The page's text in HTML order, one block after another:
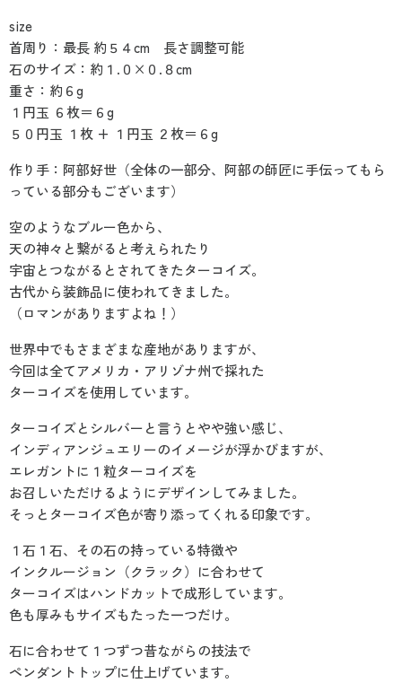
size
首周り：最長 約５４cm 長さ調整可能
石のサイズ：約１.０×０.８cm
重さ：約６g
１円玉 ６枚＝６g
５０円玉 １枚 + １円玉 ２枚＝６g
作り手：阿部好世（全体の一部分、阿部の師匠に手伝ってもら
っている部分もございます）
空のようなブルー色から、
天の神々と繋がると考えられたり
宇宙とつながるとされてきたターコイズ。
古代から装飾品に使われてきました。
（ロマンがありますよね！）
世界中でもさまざまな産地がありますが、
今回は全てアメリカ・アリゾナ州で採れた
ターコイズを使用しています。
ターコイズとシルバーと言うとやや強い感じ、
インディアンジュエリーのイメージが浮かびますが、
エレガントに１粒ターコイズを
お召しいただけるようにデザインしてみました。
そっとターコイズ色が寄り添ってくれる印象です。
１石１石、その石の持っている特徴や
インクルージョン（クラック）に合わせて
ターコイズはハンドカットで成形しています。
色も厚みもサイズもたった一つだけ。
石に合わせて１つずつ昔ながらの技法で
ペンダントトップに仕上げています。